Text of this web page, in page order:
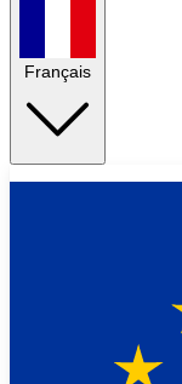
Français